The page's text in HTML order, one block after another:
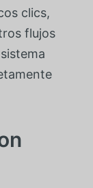
clics,
flujos